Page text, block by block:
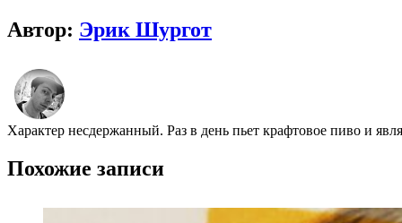
Автор: Эрик Шургот
Характер несдержанный. Раз в день пьет крафтовое пиво и
Похожие записи